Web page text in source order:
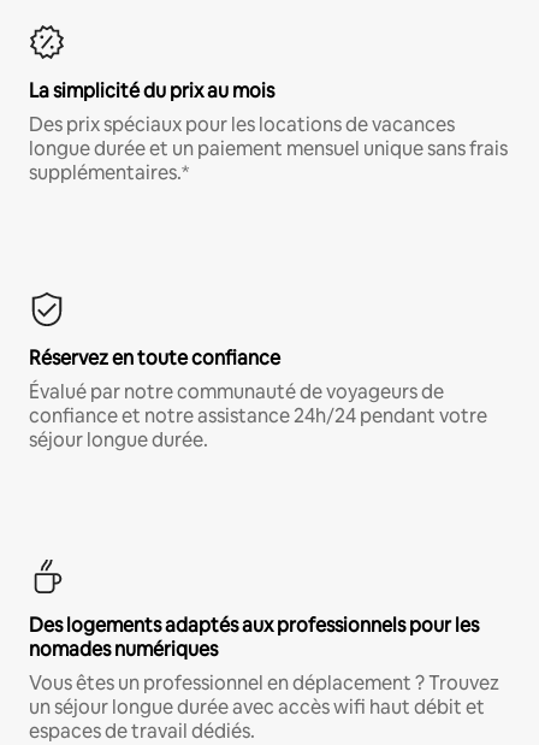
La simplicité du prix au mois
Des prix spéciaux pour les locations de vacances
longue durée et un paiement mensuel unique sans frais
supplémentaires.*
Réservez en toute confiance
Évalué par notre communauté de voyageurs de
confiance et notre assistance 24h/24 pendant votre
séjour longue durée.
Des logements adaptés aux professionnels pour les
nomades numériques
Vous êtes un professionnel en déplacement ? Trouvez
un séjour longue durée avec accès wifi haut débit et
espaces de travail dédiés.